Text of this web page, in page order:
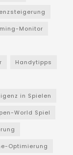
Monitor
Handytipps
in Spielen
World Spiel
Optimierung